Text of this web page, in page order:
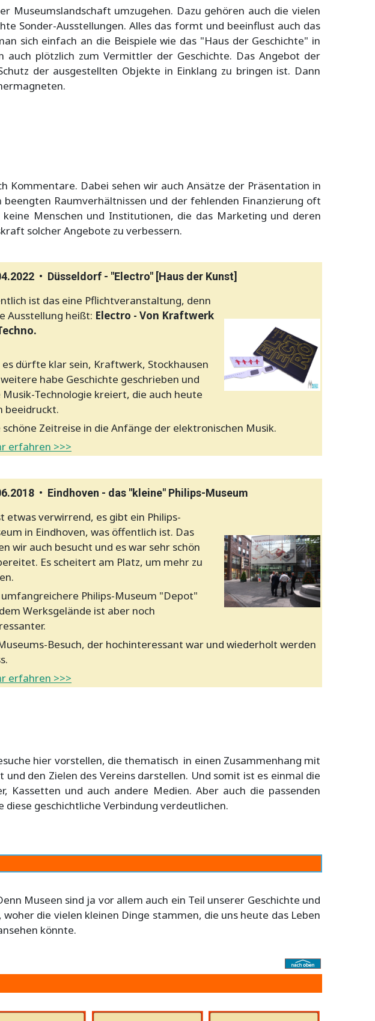
Museumslandschaft umzugehen. Dazu gehören auch die vielen
Sonder-Ausstellungen. Alles das formt und beeinflust auch das
sich einfach an die Beispiele wie das "Haus der Geschichte" in
plötzlich zum Vermittler der Geschichte. Das Angebot der
der ausgestellten Objekte in Einklang zu bringen ist. Dann
Kommentare. Dabei sehen wir auch Ansätze der Präsentation in
Raumverhältnissen und der fehlenden Finanzierung oft
Menschen und Institutionen, die das Marketing und deren
solcher Angebote zu verbessern.
• Düsseldorf - "Electro" [Haus der Kunst]
ist das eine Pflichtveranstaltung, denn
Ausstellung heißt: Electro - Von Kraftwerk
es dürfte klar sein, Kraftwerk, Stockhausen
habe Geschichte geschrieben und
Musik-Technologie kreiert, die auch heute
beeidruckt.
schöne Zeitreise in die Anfänge der elektronischen Musik.
erfahren >>>
• Eindhoven - das "kleine" Philips-Museum
etwas verwirrend, es gibt ein Philips-
in Eindhoven, was öffentlich ist. Das
wir auch besucht und es war sehr schön
Es scheitert am Platz, um mehr zu
umfangreichere Philips-Museum "Depot"
Werksgelände ist aber noch
Besuch, der hochinteressant war und wiederholt werden
erfahren >>>
hier vorstellen, die thematisch in einen Zusammenhang mit
den Zielen des Vereins darstellen. Und somit ist es einmal die
Kassetten und auch andere Medien. Aber auch die passenden
geschichtliche Verbindung verdeutlichen.
Museen sind ja vor allem auch ein Teil unserer Geschichte und
die vielen kleinen Dinge stammen, die uns heute das Leben
könnte.